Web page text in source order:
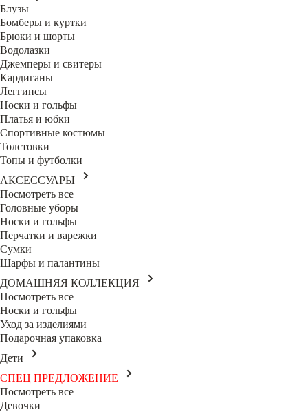
Блузы
Бомберы и куртки
Брюки и шорты
Водолазки
Джемперы и свитеры
Кардиганы
Леггинсы
Носки и гольфы
Платья и юбки
Спортивные костюмы
Толстовки
Топы и футболки
АКСЕССУАРЫ
Посмотреть все
Головные уборы
Носки и гольфы
Перчатки и варежки
Сумки
Шарфы и палантины
ДОМАШНЯЯ КОЛЛЕКЦИЯ
Посмотреть все
Носки и гольфы
Уход за изделиями
Подарочная упаковка
Дети
СПЕЦ ПРЕДЛОЖЕНИЕ
Посмотреть все
Девочки